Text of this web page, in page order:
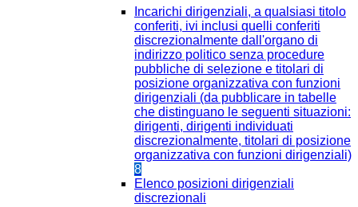
Incarichi dirigenziali, a qualsiasi titolo
conferiti, ivi inclusi quelli conferiti
discrezionalmente dall'organo di
indirizzo politico senza procedure
pubbliche di selezione e titolari di
posizione organizzativa con funzioni
dirigenziali (da pubblicare in tabelle
che distinguano le seguenti situazioni:
dirigenti, dirigenti individuati
discrezionalmente, titolari di posizione
organizzativa con funzioni dirigenziali)
8
Elenco posizioni dirigenziali
discrezionali